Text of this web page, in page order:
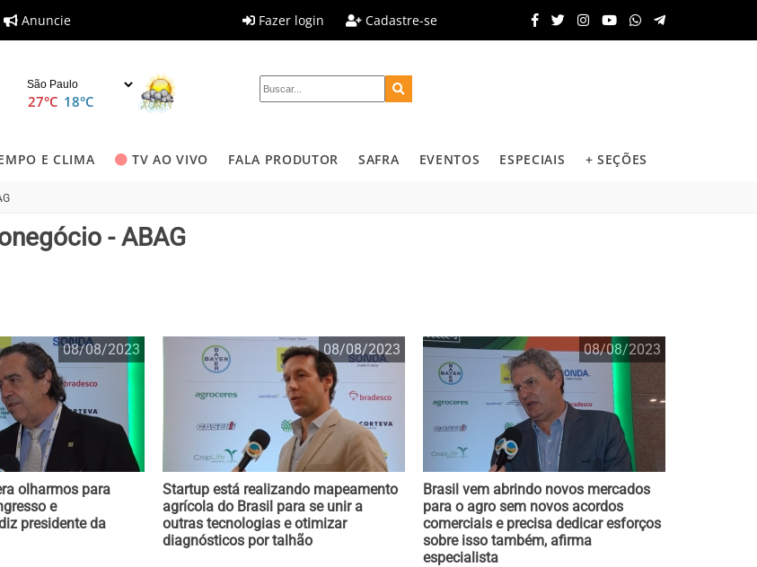
Anuncie Fazer login Cadastre-se
27°C 18°C
E CLIMA TV AO VIVO FALA PRODUTOR SAFRA EVENTOS ESPECIAIS + SEÇÕES
- ABAG
08/08/2023
olharmos para
e
presidente da
08/08/2023
Startup está realizando mapeamento
agrícola do Brasil para se unir a
outras tecnologias e otimizar
diagnósticos por talhão
08/08/2023
Brasil vem abrindo novos mercados
para o agro sem novos acordos
comerciais e precisa dedicar esforços
sobre isso também, afirma
especialista